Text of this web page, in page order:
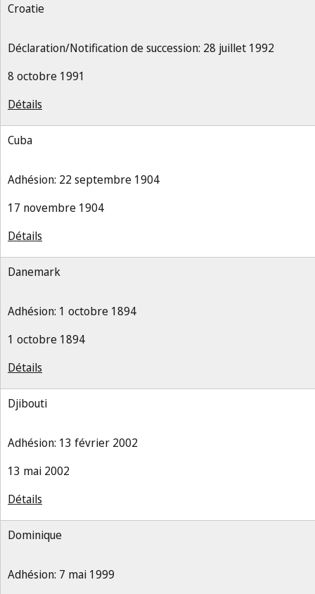
Croatie
Déclaration/Notification de succession: 28 juillet 1992
8 octobre 1991
Détails
Cuba
Adhésion: 22 septembre 1904
17 novembre 1904
Détails
Danemark
Adhésion: 1 octobre 1894
1 octobre 1894
Détails
Djibouti
Adhésion: 13 février 2002
13 mai 2002
Détails
Dominique
Adhésion: 7 mai 1999